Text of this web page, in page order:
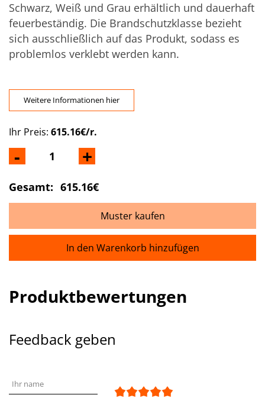
Schwarz, Weiß und Grau erhältlich und dauerhaft
feuerbeständig. Die Brandschutzklasse bezieht
sich ausschließlich auf das Produkt, sodass es
problemlos verklebt werden kann.
Weitere Informationen hier
- +
Ihr Preis: 615.16€/r.
Gesamt: 615.16€
Muster kaufen
In den Warenkorb hinzufügen
Produktbewertungen
Feedback geben
Ihr name